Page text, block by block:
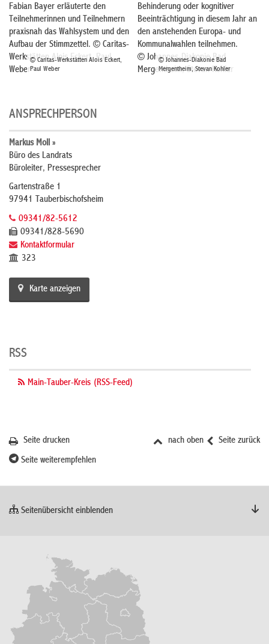
© Caritas-Werkstätten Alois Eckert,
Paul Weber
Fabian Bayer erläuterte den
Teilnehmerinnen und Teilnehmern
praxisnah das Wahlsystem und den
Aufbau der Stimmzettel. © Caritas-
Werkstätten Alois Eckert, Paul
Weber
© Johannes-Diakonie Bad
Mergentheim, Stevan Kohler
Behinderung oder kognitiver
Beeinträchtigung in diesem Jahr an
den anstehenden Europa- und
Kommunalwahlen teilnehmen.
© Johannes-Diakonie Bad
Mergentheim, Stevan Kohler
ANSPRECHPERSON
Markus Moll »
Büro des Landrats
Büroleiter, Pressesprecher
Gartenstraße 1
97941 Tauberbischofsheim
09341/82-5612
09341/828-5690
Kontaktformular
323
Karte anzeigen
RSS
Main-Tauber-Kreis (RSS-Feed)
Seite zurück
nach oben
Seite drucken
Seite weiterempfehlen
Seitenübersicht einblenden